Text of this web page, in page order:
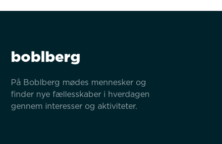
boblberg
På Boblberg mødes mennesker og
finder nye fællesskaber i hverdagen
gennem interesser og aktiviteter.